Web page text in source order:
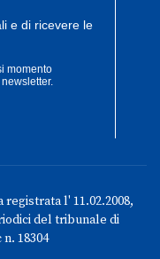
l' 11.02.2008,
del tribunale di
18304